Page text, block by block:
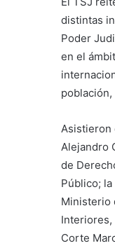
distintas
Poder
en el
Asistieron
Alejandro
de
Público;
Ministerio
Interiores,
Corte